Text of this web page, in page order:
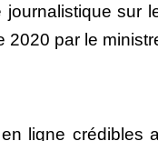
par le
ligne